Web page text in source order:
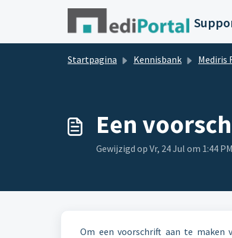
Doorgaan naar hoofdinhoud
Startpagina Kennisbank Mediris
Een
Gewijzigd op Vr, 24 Jul om 1:44 PM
Om een voorschrift aan te maken